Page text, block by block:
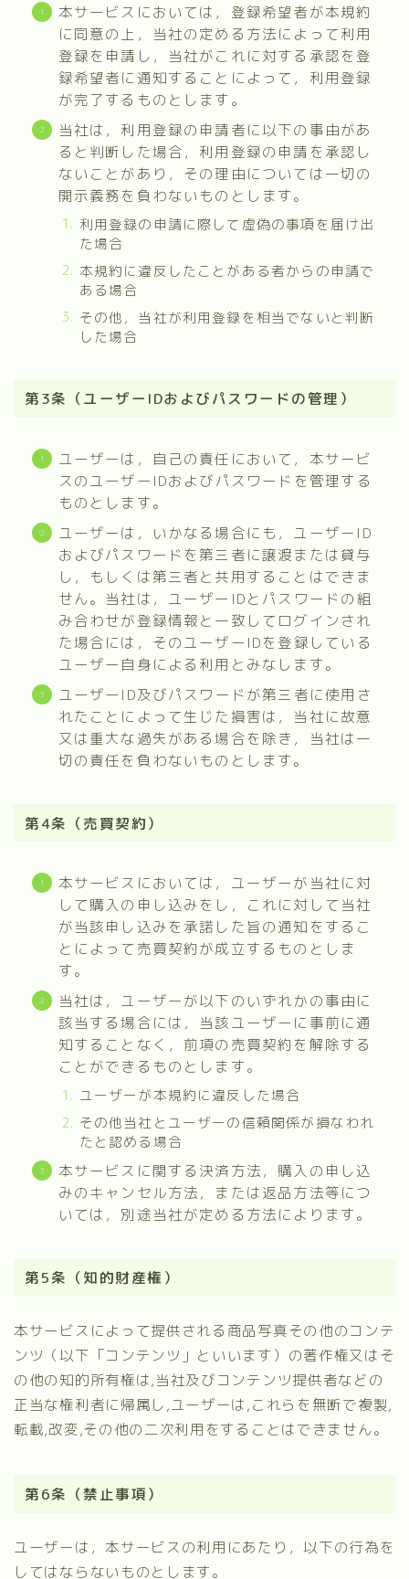
本サービスにおいては，登録希望者が本規約
に同意の上，当社の定める方法によって利用
登録を申請し，当社がこれに対する承認を登
録希望者に通知することによって，利用登録
が完了するものとします。
当社は，利用登録の申請者に以下の事由があ
ると判断した場合，利用登録の申請を承認し
ないことがあり，その理由については一切の
開示義務を負わないものとします。
利用登録の申請に際して虚偽の事項を届け出
た場合
本規約に違反したことがある者からの申請で
ある場合
その他，当社が利用登録を相当でないと判断
した場合
第3条（ユーザーIDおよびパスワードの管理）
ユーザーは，自己の責任において，本サービ
スのユーザーIDおよびパスワードを管理する
ものとします。
ユーザーは，いかなる場合にも，ユーザーID
およびパスワードを第三者に譲渡または貸与
し，もしくは第三者と共用することはできま
せん。当社は，ユーザーIDとパスワードの組
み合わせが登録情報と一致してログインされ
た場合には，そのユーザーIDを登録している
ユーザー自身による利用とみなします。
ユーザーID及びパスワードが第三者に使用さ
れたことによって生じた損害は，当社に故意
又は重大な過失がある場合を除き，当社は一
切の責任を負わないものとします。
第4条（売買契約）
本サービスにおいては，ユーザーが当社に対
して購入の申し込みをし，これに対して当社
が当該申し込みを承諾した旨の通知をするこ
とによって売買契約が成立するものとしま
す。
当社は，ユーザーが以下のいずれかの事由に
該当する場合には，当該ユーザーに事前に通
知することなく，前項の売買契約を解除する
ことができるものとします。
ユーザーが本規約に違反した場合
その他当社とユーザーの信頼関係が損なわれ
たと認める場合
本サービスに関する決済方法，購入の申し込
みのキャンセル方法，または返品方法等につ
いては，別途当社が定める方法によります。
第5条（知的財産権）
本サービスによって提供される商品写真その他のコンテ
ンツ（以下「コンテンツ」といいます）の著作権又はそ
の他の知的所有権は,当社及びコンテンツ提供者などの
正当な権利者に帰属し,ユーザーは,これらを無断で複製,
転載,改変,その他の二次利用をすることはできません。
第6条（禁止事項）
ユーザーは，本サービスの利用にあたり，以下の行為を
してはならないものとします。